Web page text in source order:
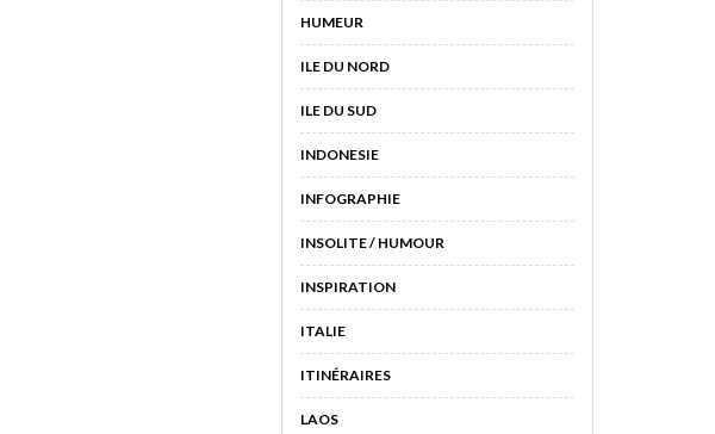
HUMEUR
ILE DU NORD
ILE DU SUD
INDONESIE
INFOGRAPHIE
INSOLITE / HUMOUR
INSPIRATION
ITALIE
ITINÉRAIRES
LAOS